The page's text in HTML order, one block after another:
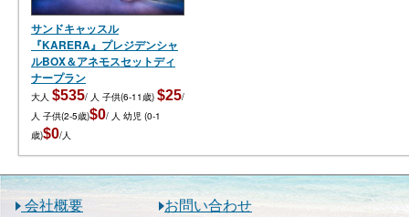
サンドキャッスル
『KARERA』プレジデンシャ
ルBOX＆アネモスセットディ
ナープラン
大人 $535/ 人 子供(6-11歳) $25/
人 子供(2-5歳)$0/ 人 幼児 (0-1
歳)$0/人
会社概要 お問い合わせ